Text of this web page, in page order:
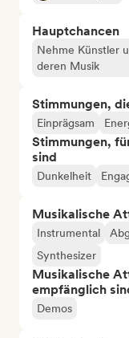
Hauptchancen
Nehme Künstler
deren Musik
Stimmungen,
Einprägsam
Stimmungen,
sind
Dunkelheit
Musikalische
Instrumental
Synthesizer
Musikalische
empfänglich
Demos